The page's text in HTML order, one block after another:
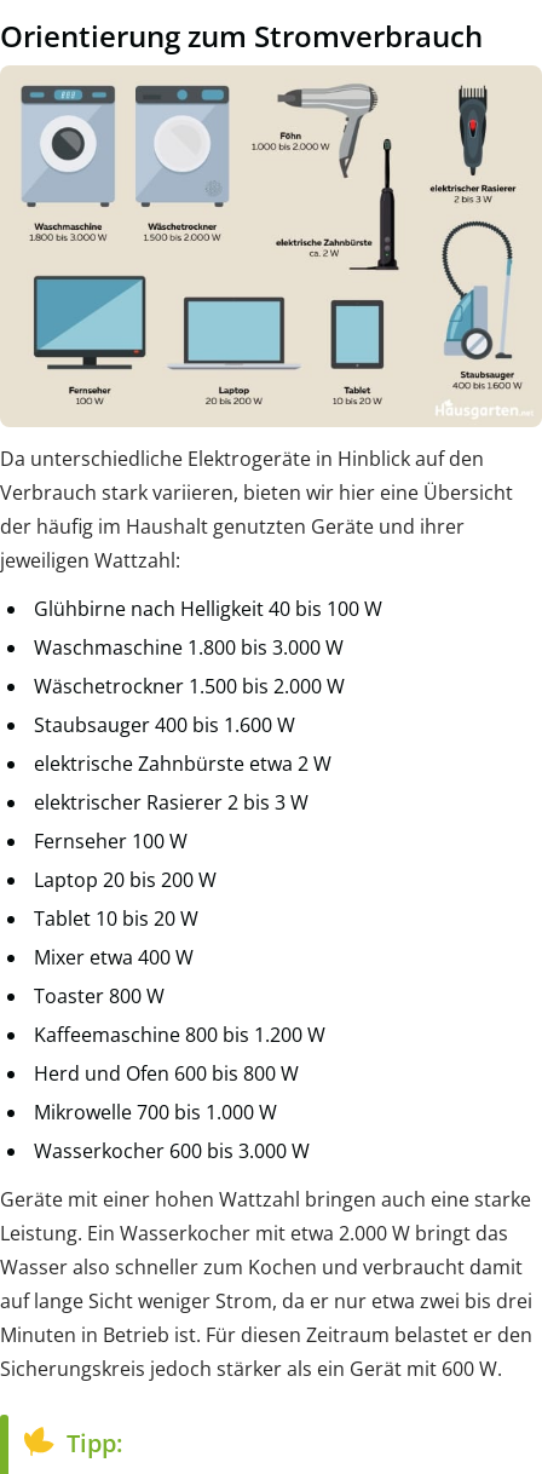
Orientierung zum Stromverbrauch
Da unterschiedliche Elektrogeräte in Hinblick auf den
Verbrauch stark variieren, bieten wir hier eine Übersicht
der häufig im Haushalt genutzten Geräte und ihrer
jeweiligen Wattzahl:
Glühbirne nach Helligkeit 40 bis 100 W
Waschmaschine 1.800 bis 3.000 W
Wäschetrockner 1.500 bis 2.000 W
Staubsauger 400 bis 1.600 W
elektrische Zahnbürste etwa 2 W
elektrischer Rasierer 2 bis 3 W
Fernseher 100 W
Laptop 20 bis 200 W
Tablet 10 bis 20 W
Mixer etwa 400 W
Toaster 800 W
Kaffeemaschine 800 bis 1.200 W
Herd und Ofen 600 bis 800 W
Mikrowelle 700 bis 1.000 W
Wasserkocher 600 bis 3.000 W
Geräte mit einer hohen Wattzahl bringen auch eine starke
Leistung. Ein Wasserkocher mit etwa 2.000 W bringt das
Wasser also schneller zum Kochen und verbraucht damit
auf lange Sicht weniger Strom, da er nur etwa zwei bis drei
Minuten in Betrieb ist. Für diesen Zeitraum belastet er den
Sicherungskreis jedoch stärker als ein Gerät mit 600 W.
Tipp: